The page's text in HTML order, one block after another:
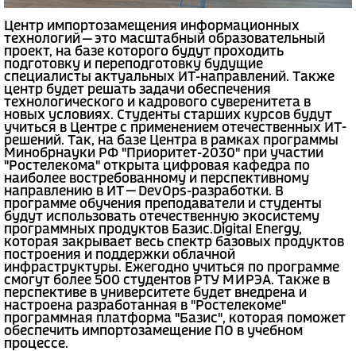
Центр импортозамещения информационных
технологий — это масштабный образовательный
проект, на базе которого будут проходить
подготовку и переподготовку будущие
специалисты актуальных ИТ-направлений. Также
центр будет решать задачи обеспечения
технологического и кадрового суверенитета в
новых условиях. Студенты старших курсов будут
учиться в Центре с применением отечественных ИТ-
решений. Так, на базе Центра в рамках программы
Минобрнауки РФ "Приоритет-2030" при участии
"Ростелекома" открыта цифровая кафедра по
наиболее востребованному и перспективному
направлению в ИТ — DevOps-разработки. В
программе обучения преподаватели и студенты
будут использовать отечественную экосистему
программных продуктов Базис.Digital Energy,
которая закрывает весь спектр базовых продуктов
построения и поддержки облачной
инфраструктуры. Ежегодно учиться по программе
смогут более 500 студентов РТУ МИРЭА. Также в
перспективе в университете будет внедрена и
настроена разработанная в "Ростелекоме"
программная платформа "Базис", которая поможет
обеспечить импортозамещение ПО в учебном
процессе.